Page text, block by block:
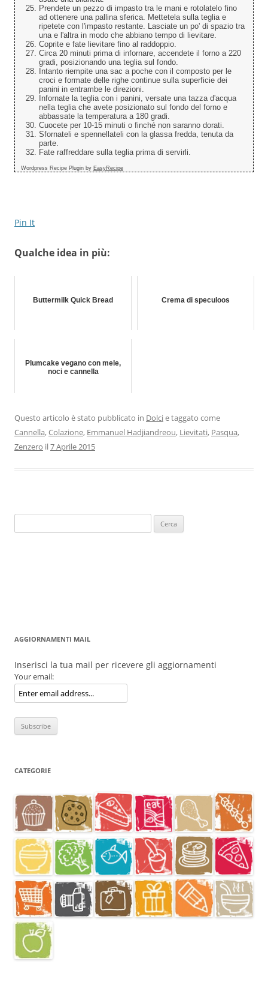
Prendete un pezzo di impasto tra le mani e rotolatelo fino
ad ottenere una pallina sferica. Mettetela sulla teglia e
ripetete con l'impasto restante. Lasciate un po' di spazio tra
una e l'altra in modo che abbiano tempo di lievitare.
Coprite e fate lievitare fino al raddoppio.
Circa 20 minuti prima di infornare, accendete il forno a 220
gradi, posizionando una teglia sul fondo.
Intanto riempite una sac a poche con il composto per le
croci e formate delle righe continue sulla superficie dei
panini in entrambe le direzioni.
Infornate la teglia con i panini, versate una tazza d'acqua
nella teglia che avete posizionato sul fondo del forno e
abbassate la temperatura a 180 gradi.
Cuocete per 10-15 minuti o finché non saranno dorati.
Sfornateli e spennellateli con la glassa fredda, tenuta da
parte.
Fate raffreddare sulla teglia prima di servirli.
Wordpress Recipe Plugin by EasyRecipe
Pin It
Qualche idea in più:
Buttermilk Quick Bread Crema di speculoos
Plumcake vegano con mele,
noci e cannella
Questo articolo è stato pubblicato in Dolcie taggato come
Cannella,Colazione, Emmanuel Hadjiandreou, Lievitati, Pasqua,
Zenzero il7 Aprile 2015
per:
AGGIORNAMENTI MAIL
Inserisci la tua mail per ricevere gli aggiornamenti
Your email:
CATEGORIE